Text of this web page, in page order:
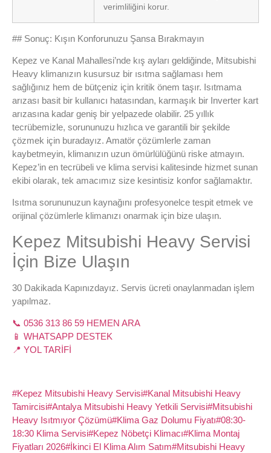
verimliliğini korur.
## Sonuç: Kışın Konforunuzu Şansa Bırakmayın
Kepez ve Kanal Mahallesi’nde kış ayları geldiğinde, Mitsubishi
Heavy klimanızın kusursuz bir ısıtma sağlaması hem
sağlığınız hem de bütçeniz için kritik önem taşır. Isıtmama
arızası basit bir kullanıcı hatasından, karmaşık bir Inverter kart
arızasına kadar geniş bir yelpazede olabilir. 25 yıllık
tecrübemizle, sorununuzu hızlıca ve garantili bir şekilde
çözmek için buradayız. Amatör çözümlerle zaman
kaybetmeyin, klimanızın uzun ömürlülüğünü riske atmayın.
Kepez’in en tecrübeli ve klima servisi kalitesinde hizmet sunan
ekibi olarak, tek amacımız size kesintisiz konfor sağlamaktır.
Isıtma sorununuzun kaynağını profesyonelce tespit etmek ve
orijinal çözümlerle klimanızı onarmak için bize ulaşın.
Kepez Mitsubishi Heavy Servisi
İçin Bize Ulaşın
30 Dakikada Kapınızdayız. Servis ücreti onaylanmadan işlem
yapılmaz.
📞 0536 313 86 59 HEMEN ARA
📱 WHATSAPP DESTEK
📍 YOL TARİFİ
#Kepez Mitsubishi Heavy Servisi#Kanal Mitsubishi Heavy
Tamircisi#Antalya Mitsubishi Heavy Yetkili Servisi#Mitsubishi
Heavy Isıtmıyor Çözümü#Klima Gaz Dolumu Fiyatı#08:30-
18:30 Klima Servisi#Kepez Nöbetçi Klimacı#Klima Montaj
Fiyatları 2026#İkinci El Klima Alım Satım#Mitsubishi Heavy